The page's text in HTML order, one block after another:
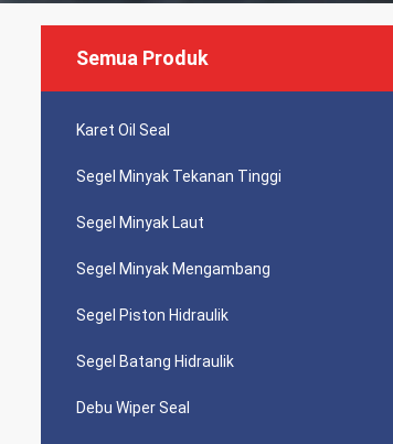
Semua Produk
Karet Oil Seal
Segel Minyak Tekanan Tinggi
Segel Minyak Laut
Segel Minyak Mengambang
Segel Piston Hidraulik
Segel Batang Hidraulik
Debu Wiper Seal